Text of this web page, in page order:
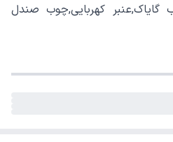
کهربایی,چوب صندل